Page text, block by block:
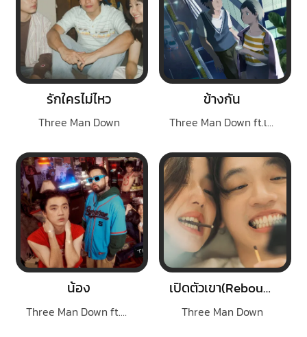
รักใครไม่ไหว
Three Man Down
ข้างกัน
Three Man Down ft.เอิ๊ต ภัทรวี
น้อง
Three Man Down ft.URBOYTJ
เปิดตัวเขา(Rebound)
Three Man Down